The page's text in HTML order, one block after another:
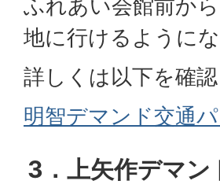
ふれあい会館前か
地に行けるようにな
詳しくは以下を確認
明智デマンド交通
3．上矢作デマン